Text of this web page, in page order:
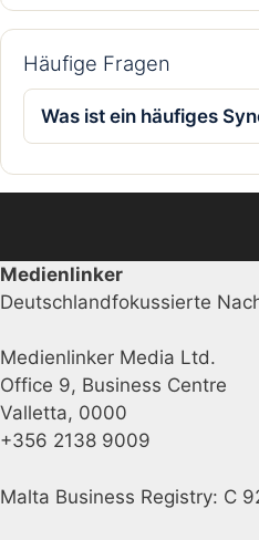
Häufige Fragen
Was ist ein häufiges
Medienlinker
Deutschlandfokussierte
Medienlinker Media Ltd.
Office 9, Business Centre
Valletta, 0000
+356 2138 9009
Malta Business Registry: C